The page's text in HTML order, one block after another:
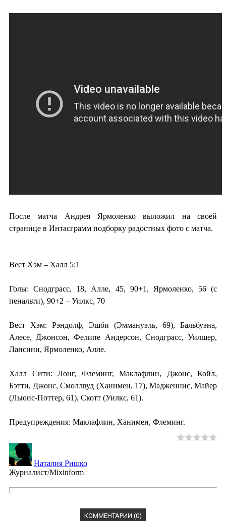
После матча Андрея Ярмоленко выложил на своей
странице в Интасграмм подборку радостных фото с матча.
Вест Хэм – Халл 5:1
Голы: Снодграсс, 18, Алле, 45, 90+1, Ярмоленко, 56 (с
пенальти), 90+2 – Уилкс, 70
Вест Хэм: Рэндолф, Эшби (Эммануэль, 69), Бальбуэна,
Алесе, Джонсон, Фелипе Андерсон, Снодграсс, Уилшер,
Лансини, Ярмоленко, Алле.
Халл Сити: Лонг, Флеминг, Маклафлин, Джонс, Койл,
Бэтти, Джонс, Смоллвуд (Ханимен, 17), Мадженнис, Майер
(Льюис-Поттер, 61), Скотт (Уилкс, 61).
Предупреждения: Маклафлин, Ханимен, Флеминг.
Наталия Ришко
Журналист/Mixinform
КОММЕНТАРИИ (0)